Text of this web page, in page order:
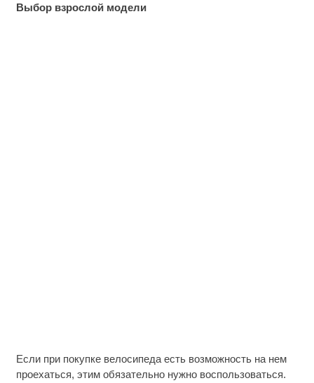
Выбор взрослой модели
Если при покупке велосипеда есть возможность на нем
проехаться, этим обязательно нужно воспользоваться.